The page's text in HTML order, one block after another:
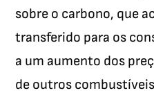
sobre o carbono, que
transferido para os
a um aumento dos
de outros